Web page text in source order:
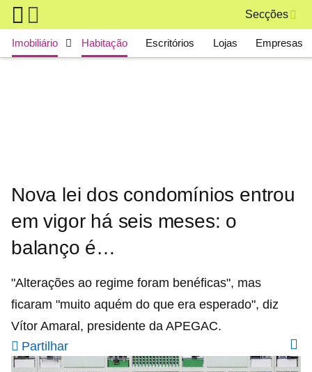
Skip to main content
Secções
Main navigation
Imobiliário Habitação Escritórios Lojas Empresas
Nova lei dos condomínios entrou
em vigor há seis meses: o
balanço é…
"Alterações ao regime foram benéficas", mas
ficaram "muito aquém do que era esperado", diz
Vítor Amaral, presidente da APEGAC.
Partilhar